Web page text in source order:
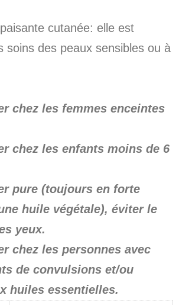
cutanée: elle est
soins des peaux sensibles ou à
chez les femmes enceintes
chez les enfants moins de 6
pure (toujours en forte
huile végétale), éviter le
yeux.
chez les personnes avec
de convulsions et/ou
huiles essentielles.